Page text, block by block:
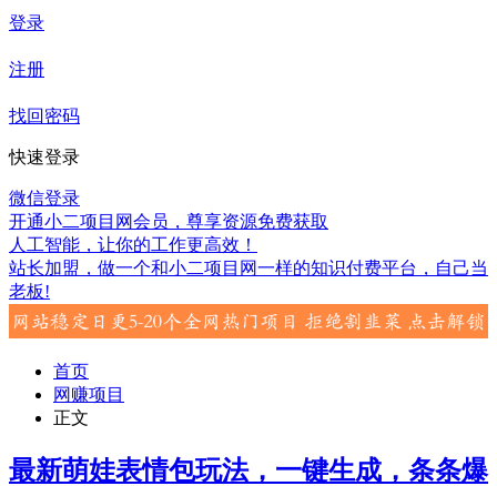
登录
注册
找回密码
快速登录
微信登录
开通小二项目网会员，尊享资源免费获取
人工智能，让你的工作更高效！
站长加盟，做一个和小二项目网一样的知识付费平台，自己当
老板!
首页
网赚项目
正文
最新萌娃表情包玩法，一键生成，条条爆